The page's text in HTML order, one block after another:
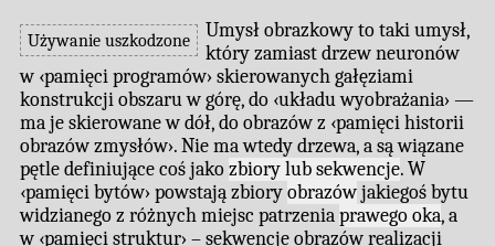
Używanie uszkodzone
Umysł obrazkowy to taki umysł,
który zamiast drzew neuronów
w ‹pamięci programów› skierowanych gałęziami
konstrukcji obszaru w górę, do ‹układu wyobrażania› —
ma je skierowane w dół, do obrazów z ‹pamięci historii
obrazów zmysłów›. Nie ma wtedy drzewa, a są wiązane
pętle definiujące coś jakozbiory lub sekwencje. W
‹pamięci bytów› powstają zbioryobrazówjakiegoś bytu
widzianego z różnych miejsc patrzeniaprawego oka, a
w ‹pamięci struktur› – sekwencje obrazów realizacji